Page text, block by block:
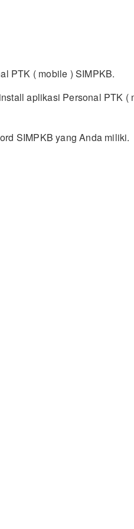
PTK ( mobile ) SIMPKB.
aplikasi Personal PTK (
SIMPKB yang Anda miliki.